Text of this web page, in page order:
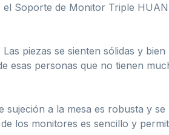
Soporte de Monitor Triple
piezas se sienten sólidas y
esas personas que no tienen
a la mesa es robusta y se
los monitores es sencillo y